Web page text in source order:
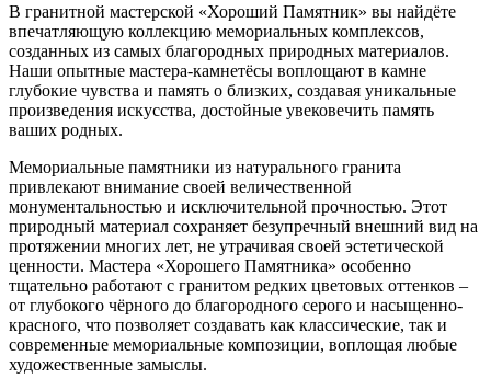
В гранитной мастерской «Хороший Памятник» вы найдёте
впечатляющую коллекцию мемориальных комплексов,
созданных из самых благородных природных материалов.
Наши опытные мастера-камнетёсы воплощают в камне
глубокие чувства и память о близких, создавая уникальные
произведения искусства, достойные увековечить память
ваших родных.
Мемориальные памятники из натурального гранита
привлекают внимание своей величественной
монументальностью и исключительной прочностью. Этот
природный материал сохраняет безупречный внешний вид на
протяжении многих лет, не утрачивая своей эстетической
ценности. Мастера «Хорошего Памятника» особенно
тщательно работают с гранитом редких цветовых оттенков –
от глубокого чёрного до благородного серого и насыщенно-
красного, что позволяет создавать как классические, так и
современные мемориальные композиции, воплощая любые
художественные замыслы.